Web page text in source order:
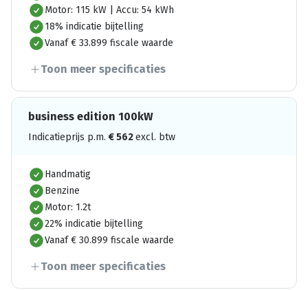
Motor: 115 kW | Accu: 54 kWh
18% indicatie bijtelling
Vanaf € 33.899 fiscale waarde
Toon meer specificaties
business edition 100kW
Indicatieprijs p.m. €562excl. btw
Handmatig
Benzine
Motor: 1.2t
22% indicatie bijtelling
Vanaf € 30.899 fiscale waarde
Toon meer specificaties